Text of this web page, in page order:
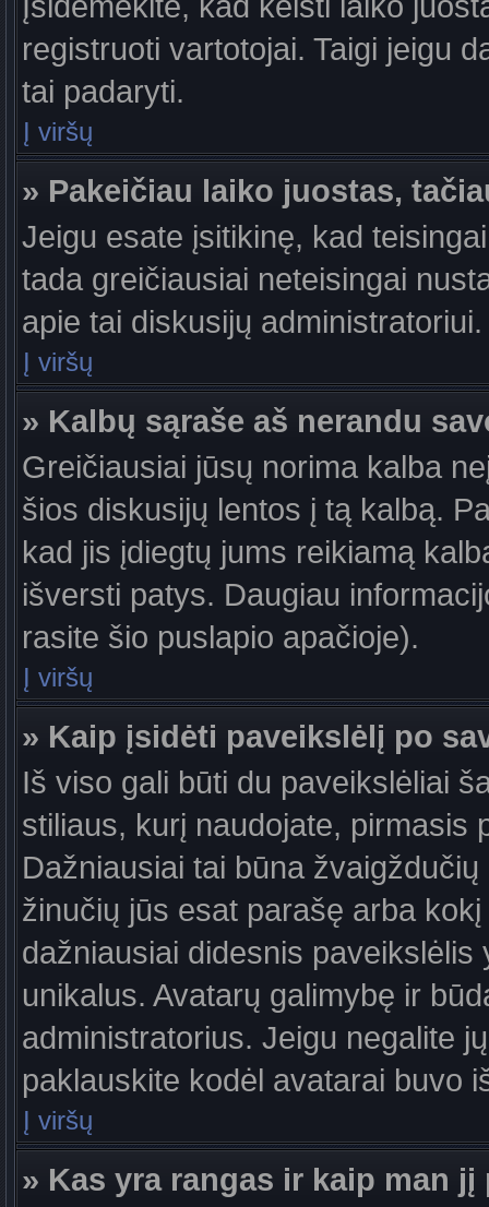
registruoti vartotojai. Taigi jeigu
tai padaryti.
Į viršų
» Pakeičiau laiko juostas,
Jeigu esate įsitikinę, kad
tada greičiausiai neteisingai
apie tai diskusijų administratoriui.
Į viršų
» Kalbų sąraše aš nerandu
Greičiausiai jūsų norima kalba
šios diskusijų lentos į tą kalbą.
kad jis įdiegtų jums reikiamą
išversti patys. Daugiau
rasite šio puslapio apačioje).
Į viršų
» Kaip įsidėti paveikslėlį po
Iš viso gali būti du paveikslėliai
stiliaus, kurį naudojate, pirmasis
Dažniausiai tai būna
žinučių jūs esat parašę arba
dažniausiai didesnis
unikalus. Avatarų galimybę ir
administratorius. Jeigu negalite
paklauskite kodėl avatarai buvo
Į viršų
» Kas yra rangas ir kaip man